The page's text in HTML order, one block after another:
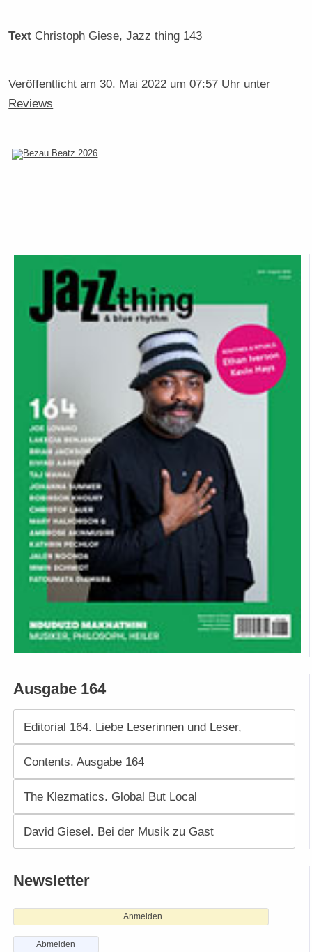
Text Christoph Giese, Jazz thing 143
Veröffentlicht am30. Mai 2022 um 07:57 Uhr unter
Reviews
Ausgabe 164
Editorial 164. Liebe Leserinnen und Leser,
Contents. Ausgabe 164
The Klezmatics. Global But Local
David Giesel. Bei der Musik zu Gast
Newsletter
Anmelden
Abmelden